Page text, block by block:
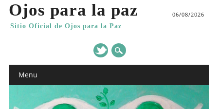
Ojos para la paz
Sitio Oficial de Ojos para la Paz
06/08/2026
Main menu
Menu